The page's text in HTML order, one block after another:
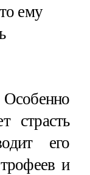
ему
страсть
его
и